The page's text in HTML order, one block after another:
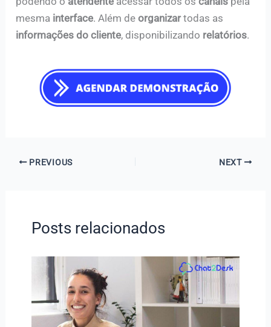
mesma interface. Além deorganizartodas as
informações do cliente, disponibilizando relatórios.
PREVIOUS NEXT
Posts relacionados